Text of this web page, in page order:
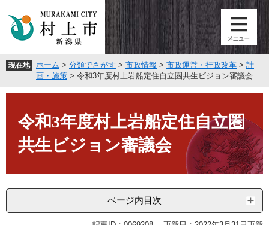
頭
す
飛
し
現在地 ホーム > 分類でさがす > 市政情報 > 市政運営・行政改革 > 計
画・施策 > 令和3年度村上岩船定住自立圏共生ビジョン審議会
令和3年度村上岩船定住自立圏
共生ビジョン審議会
ページ内目次